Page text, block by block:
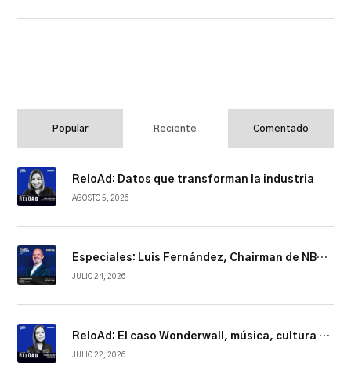
Popular Reciente Comentado
ReloAd: Datos que transforman la industria
AGOSTO 5, 2026
Especiales: Luis Fernández, Chairman de NBCUniversal Telemundo Enterprises
JULIO 24, 2026
ReloAd: El caso Wonderwall, música, cultura y conexión
JULIO 22, 2026